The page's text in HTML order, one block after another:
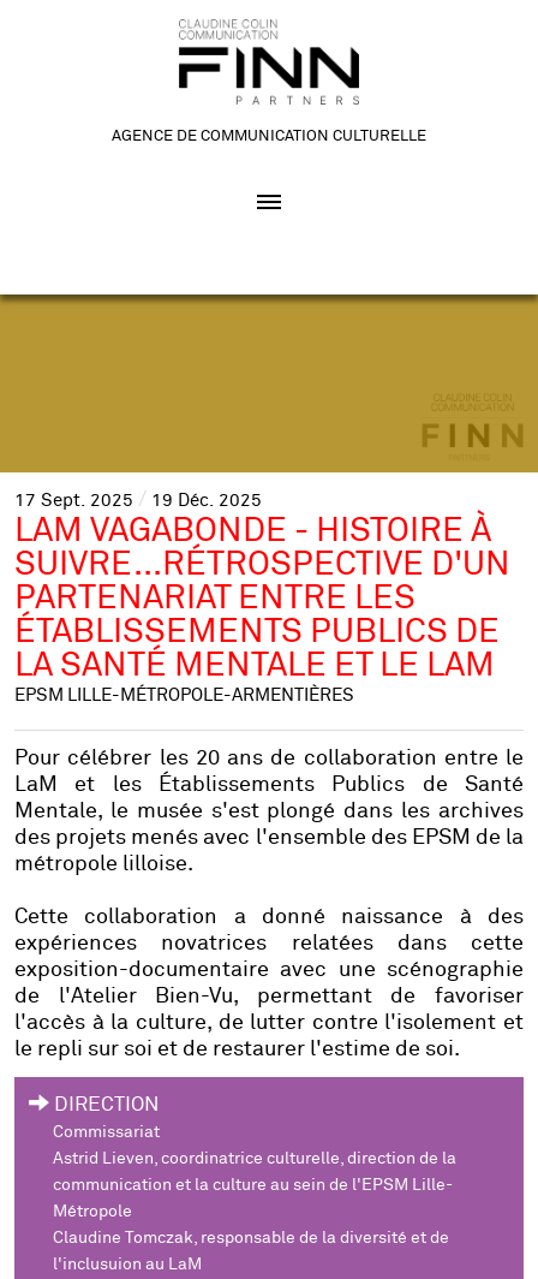
AGENCE DE COMMUNICATION CULTURELLE
17 Sept. 2025 19 Déc. 2025
LAM VAGABONDE - HISTOIRE À
SUIVRE...RÉTROSPECTIVE D'UN
PARTENARIAT ENTRE LES
ÉTABLISSEMENTS PUBLICS DE
LA SANTÉ MENTALE ET LE LAM
EPSM LILLE-MÉTROPOLE-ARMENTIÈRES
Pour célébrer les 20 ans de collaboration entre le
LaM et les Établissements Publics de Santé
Mentale, le musée s'est plongé dans les archives
des projets menés avec l'ensemble des EPSM de la
métropole lilloise.
Cette collaboration a donné naissance à des
expériences novatrices relatées dans cette
exposition-documentaire avec une scénographie
de l'Atelier Bien-Vu, permettant de favoriser
l'accès à la culture, de lutter contre l'isolement et
le repli sur soi et de restaurer l'estime de soi.
DIRECTION
Commissariat
Astrid Lieven, coordinatrice culturelle, direction de la
communication et la culture au sein de l'EPSM Lille-
Métropole
Claudine Tomczak, responsable de la diversité et de
l'inclusuion au LaM